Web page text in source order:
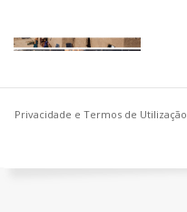
Privacidade e Termos de Utilização